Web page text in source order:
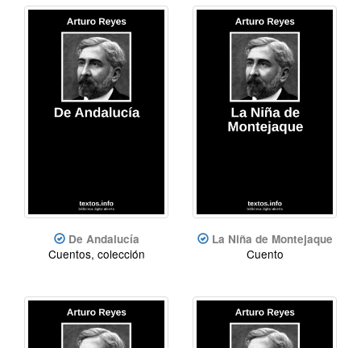
De Andalucía
Cuentos, colección
La Niña de Montejaque
Cuento